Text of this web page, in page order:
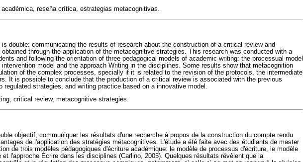
académica, reseña crítica, estrategias metacognitivas.
double: communicating the results of research about the construction of a critical review and
through the application of the metacognitive strategies. This research was conducted with a
and following the orientation of three pedagogical models of academic writing: the processual model
model and the approach Writing in the disciplines. Some results show that metacognition
of the complex processes, specially if it is related to the revision of the protocols, the intermediate
It is possible to conclude that the production of a critical review is associated with the previous
regulated strategies, and writing practice based on a innovative model.
critical review, metacognitive strategies.
objectif, communiquer les résultats d'une recherche à propos de la construction du compte rendu
de l'application des stratégies métacognitives. L'étude a été faite avec des étudiants de master
de trois modèles pédagogiques d'écriture académique: le modèle de processus d'écriture, le modèle
et l'approche Écrire dans les disciplines (Carlino, 2005). Quelques résultats révèlent que la